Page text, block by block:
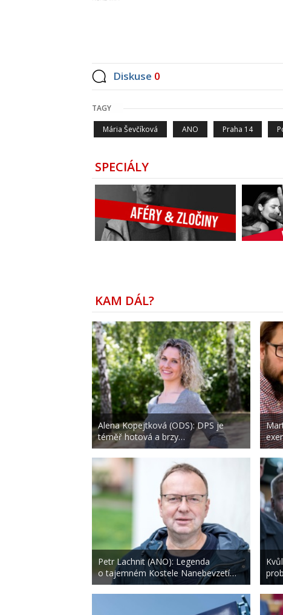
Diskuse 0
TAGY
Mária Ševčíková ANO Praha 14
SPECIÁLY
KAM DÁL?
Alena Kopejtková (ODS): DPS je
téměř hotová a brzy…
Petr Lachnit (ANO): Legenda
o tajemném Kostele Nanebevzetí…